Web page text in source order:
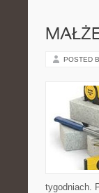
POSTED
tygodniach.